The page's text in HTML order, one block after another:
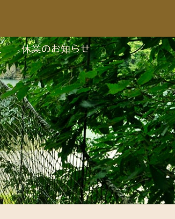
休業のお知らせ